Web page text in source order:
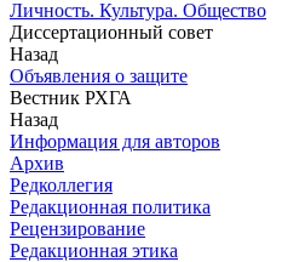
Личность. Культура. Общество
Диссертационный совет
Назад
Объявления о защите
Вестник РХГА
Назад
Информация для авторов
Архив
Редколлегия
Редакционная политика
Рецензирование
Редакционная этика